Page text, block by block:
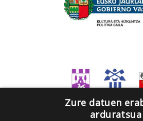
Zure datuen
arduratsua